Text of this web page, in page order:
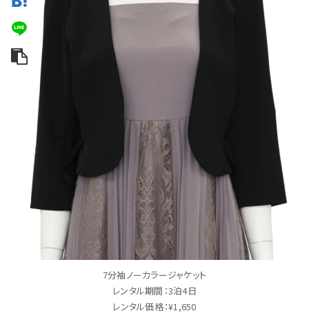
7分袖ノーカラージャケット
レンタル期間：3泊4日
レンタル価格：¥1,650